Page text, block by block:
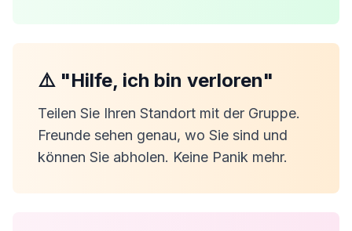
⚠️ "Hilfe, ich bin verloren"
Teilen Sie Ihren Standort mit der Gruppe.
Freunde sehen genau, wo Sie sind und
können Sie abholen. Keine Panik mehr.